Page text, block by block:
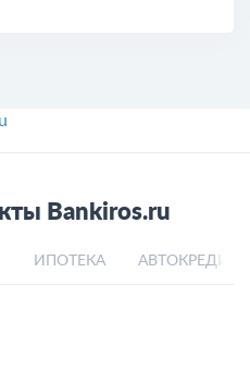
Bankiros.ru
ИПОТЕКА